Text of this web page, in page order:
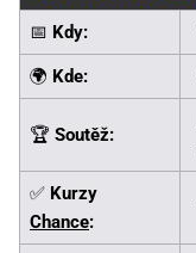
📅 Kdy:
🌍 Kde:
🏆 Soutěž:
✅ Kurzy
Chance: